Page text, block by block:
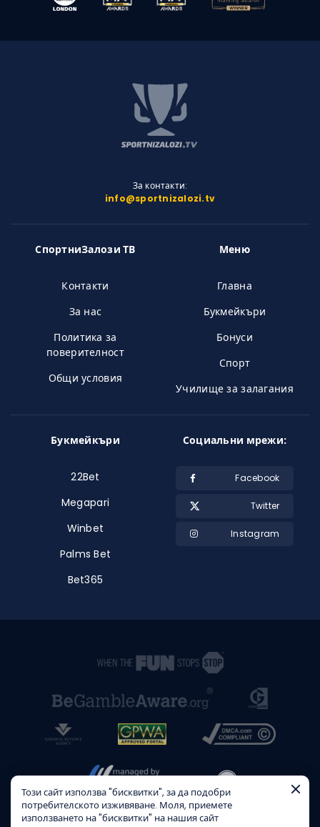
За контакти:
info@sportnizalozi.tv
СпортниЗалози ТВ
Контакти
За нас
Политика за
поверителност
Общи условия
Меню
Главна
Букмейкъри
Бонуси
Спорт
Училище за залагания
Букмейкъри
22Bet
Megapari
Winbet
Palms Bet
Bet365
Социальни мрежи:
Facebook
Twitter
Instagram
Този сайт използва "бисквитки", за да подобри
потребителското изживяване. Моля, приемете
използването на "бисквитки" на нашия сайт